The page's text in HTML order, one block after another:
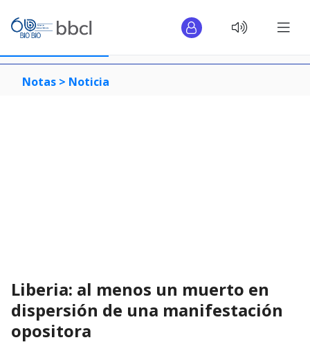
Notas > Noticia
Liberia: al menos un muerto en
dispersión de una manifestación
opositora